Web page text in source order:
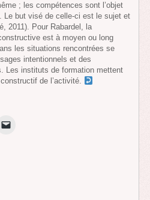
; les compétences sont l’objet
Le but visé de celle-ci est le sujet et
2011). Pour Rabardel, la
est à moyen ou long
les situations rencontrées se
intentionnels et des
Les instituts de formation mettent
de l’activité.